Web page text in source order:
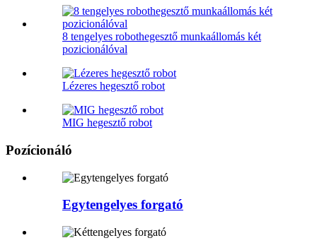
8 tengelyes robothegesztő munkaállomás két
pozicionálóval
Lézeres hegesztő robot
MIG hegesztő robot
Pozícionáló
Egytengelyes forgató